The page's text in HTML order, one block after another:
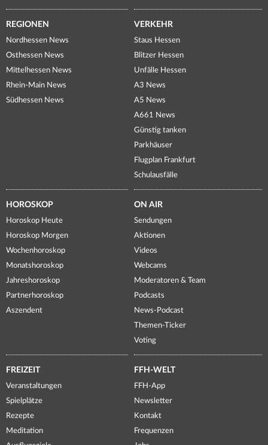
REGIONEN
Nordhessen News
Osthessen News
Mittelhessen News
Rhein-Main News
Südhessen News
VERKEHR
Staus Hessen
Blitzer Hessen
Unfälle Hessen
A3 News
A5 News
A661 News
Günstig tanken
Parkhäuser
Flugplan Frankfurt
Schulausfälle
HOROSKOP
Horoskop Heute
Horoskop Morgen
Wochenhoroskop
Monatshoroskop
Jahreshoroskop
Partnerhoroskop
Aszendent
ON AIR
Sendungen
Aktionen
Videos
Webcams
Moderatoren & Team
Podcasts
News-Podcast
Themen-Ticker
Voting
FREIZEIT
Veranstaltungen
Spielplätze
Rezepte
Meditation
FFH-WELT
FFH-App
Newsletter
Kontakt
Frequenzen